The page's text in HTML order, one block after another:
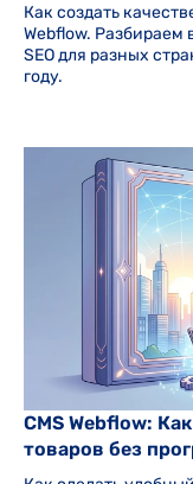
Как создать
Webflow.
SEO для разных
году.
CMS Webflow:
товаров без